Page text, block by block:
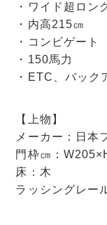
・ワイド超ロン
・内高215㎝
・コンビゲート
・150馬力
・ETC、バック
【上物】
メーカー：日本
門枠㎝：
床：木
ラッシングレー